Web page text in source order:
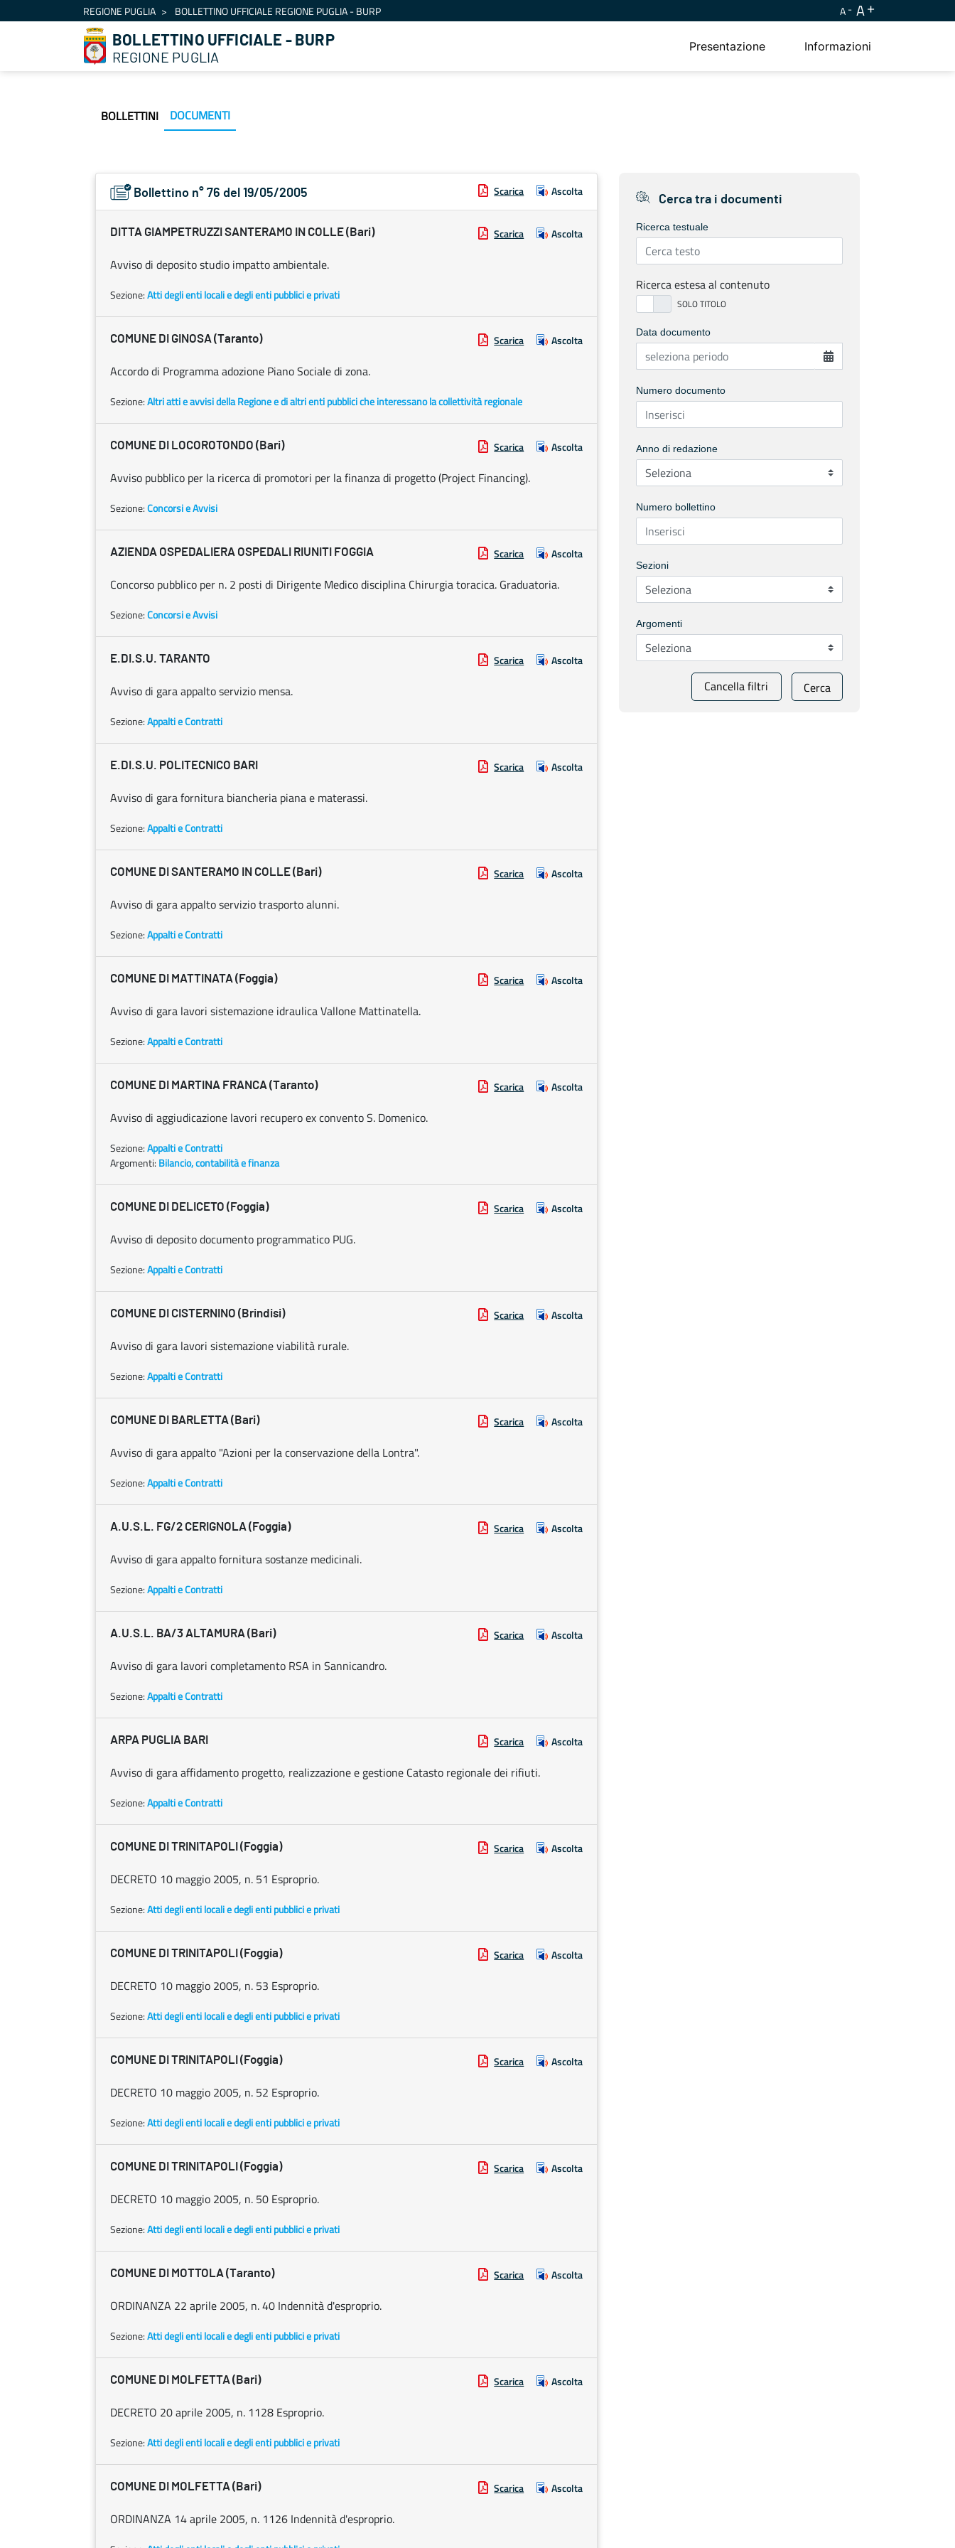
Salta al contenutoREGIONE PUGLIA BOLLETTINO UFFICIALE REGIONE PUGLIA - BURP A A
BOLLETTINO UFFICIALE - BURP
REGIONE PUGLIA
Presentazione Informazioni
BOLLETTINI DOCUMENTI
Bollettino n° 76 del 19/05/2005 Scarica Ascolta
DITTA GIAMPETRUZZI SANTERAMO IN COLLE (Bari) Scarica Ascolta
Avviso di deposito studio impatto ambientale.
Sezione:Atti degli enti locali e degli enti pubblici e privati
COMUNE DI GINOSA (Taranto) Scarica Ascolta
Accordo di Programma adozione Piano Sociale di zona.
Sezione:Altri atti e avvisi della Regione e di altri enti pubblici che interessano la collettività regionale
COMUNE DI LOCOROTONDO (Bari) Scarica Ascolta
Avviso pubblico per la ricerca di promotori per la finanza di progetto (Project Financing).
Sezione:Concorsi e Avvisi
AZIENDA OSPEDALIERA OSPEDALI RIUNITI FOGGIA Scarica Ascolta
Concorso pubblico per n. 2 posti di Dirigente Medico disciplina Chirurgia toracica. Graduatoria.
Sezione:Concorsi e Avvisi
E.DI.S.U. TARANTO Scarica Ascolta
Avviso di gara appalto servizio mensa.
Sezione:Appalti e Contratti
E.DI.S.U. POLITECNICO BARI Scarica Ascolta
Avviso di gara fornitura biancheria piana e materassi.
Sezione:Appalti e Contratti
COMUNE DI SANTERAMO IN COLLE (Bari) Scarica Ascolta
Avviso di gara appalto servizio trasporto alunni.
Sezione:Appalti e Contratti
COMUNE DI MATTINATA (Foggia) Scarica Ascolta
Avviso di gara lavori sistemazione idraulica Vallone Mattinatella.
Sezione:Appalti e Contratti
COMUNE DI MARTINA FRANCA (Taranto) Scarica Ascolta
Avviso di aggiudicazione lavori recupero ex convento S. Domenico.
Sezione:Appalti e Contratti
Argomenti: Bilancio, contabilità e finanza
COMUNE DI DELICETO (Foggia) Scarica Ascolta
Avviso di deposito documento programmatico PUG.
Sezione:Appalti e Contratti
COMUNE DI CISTERNINO (Brindisi) Scarica Ascolta
Avviso di gara lavori sistemazione viabilità rurale.
Sezione:Appalti e Contratti
COMUNE DI BARLETTA (Bari) Scarica Ascolta
Avviso di gara appalto "Azioni per la conservazione della Lontra".
Sezione:Appalti e Contratti
A.U.S.L. FG/2 CERIGNOLA (Foggia) Scarica Ascolta
Avviso di gara appalto fornitura sostanze medicinali.
Sezione:Appalti e Contratti
A.U.S.L. BA/3 ALTAMURA (Bari) Scarica Ascolta
Avviso di gara lavori completamento RSA in Sannicandro.
Sezione:Appalti e Contratti
ARPA PUGLIA BARI Scarica Ascolta
Avviso di gara affidamento progetto, realizzazione e gestione Catasto regionale dei rifiuti.
Sezione:Appalti e Contratti
COMUNE DI TRINITAPOLI (Foggia) Scarica Ascolta
DECRETO 10 maggio 2005, n. 51 Esproprio.
Sezione:Atti degli enti locali e degli enti pubblici e privati
COMUNE DI TRINITAPOLI (Foggia) Scarica Ascolta
DECRETO 10 maggio 2005, n. 53 Esproprio.
Sezione:Atti degli enti locali e degli enti pubblici e privati
COMUNE DI TRINITAPOLI (Foggia) Scarica Ascolta
DECRETO 10 maggio 2005, n. 52 Esproprio.
Sezione:Atti degli enti locali e degli enti pubblici e privati
COMUNE DI TRINITAPOLI (Foggia) Scarica Ascolta
DECRETO 10 maggio 2005, n. 50 Esproprio.
Sezione:Atti degli enti locali e degli enti pubblici e privati
COMUNE DI MOTTOLA (Taranto) Scarica Ascolta
ORDINANZA 22 aprile 2005, n. 40 Indennità d'esproprio.
Sezione:Atti degli enti locali e degli enti pubblici e privati
COMUNE DI MOLFETTA (Bari) Scarica Ascolta
DECRETO 20 aprile 2005, n. 1128 Esproprio.
Sezione:Atti degli enti locali e degli enti pubblici e privati
COMUNE DI MOLFETTA (Bari) Scarica Ascolta
ORDINANZA 14 aprile 2005, n. 1126 Indennità d'esproprio.
Cerca tra i documenti
Ricerca testuale
Ricerca estesa al contenuto
Data documento
Numero documento
Anno di redazione
Numero bollettino
Sezioni
Argomenti
Cancella filtri Cerca